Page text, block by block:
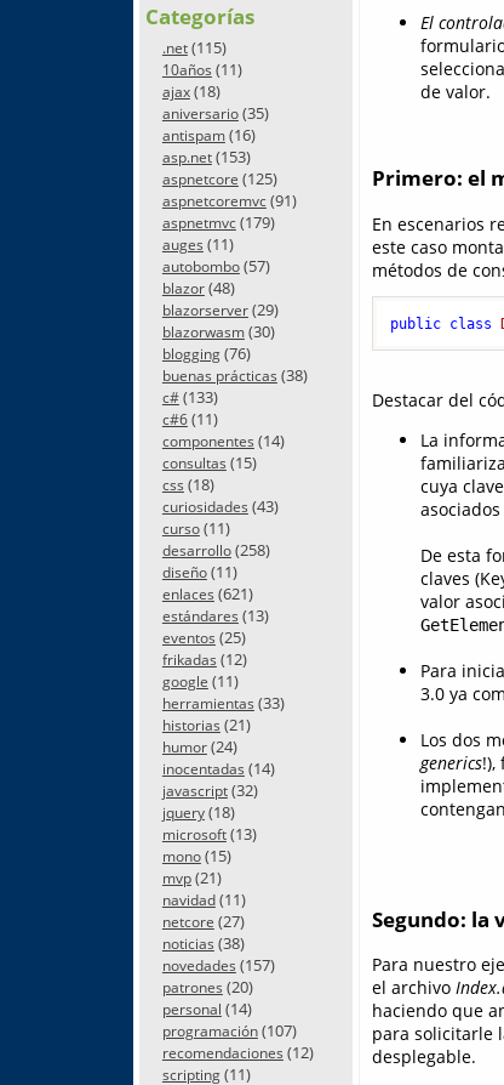
Categorías
.net(115)
10años (11)
ajax(18)
aniversario(35)
antispam(16)
asp.net(153)
aspnetcore (125)
aspnetcoremvc(91)
aspnetmvc(179)
auges (11)
autobombo(57)
blazor(48)
blazorserver(29)
blazorwasm(30)
blogging(76)
buenas prácticas (38)
c#(133)
c#6(11)
componentes (14)
consultas (15)
css (18)
curiosidades (43)
curso(11)
desarrollo(258)
diseño(11)
enlaces (621)
estándares (13)
eventos (25)
frikadas (12)
google (11)
herramientas (33)
historias (21)
humor(24)
inocentadas (14)
javascript(32)
jquery(18)
microsoft(13)
mono(15)
mvp(21)
navidad(11)
netcore (27)
noticias (38)
novedades (157)
patrones (20)
personal (14)
programación(107)
recomendaciones (12)
scripting(11)
El
de valor.
Primero: el
En escenarios
este caso
métodos de
public class
Destacar del
La
cuya
De esta
claves
valor
Para
3.0 ya
Los dos
generics!),
Segundo: la
Para nuestro
el archivo
haciendo que
para solicitarle
desplegable.